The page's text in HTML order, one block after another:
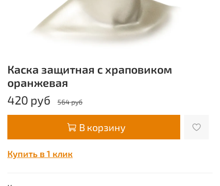
Каска защитная с храповиком
оранжевая
420 руб 564 руб
В корзину
Купить в 1 клик